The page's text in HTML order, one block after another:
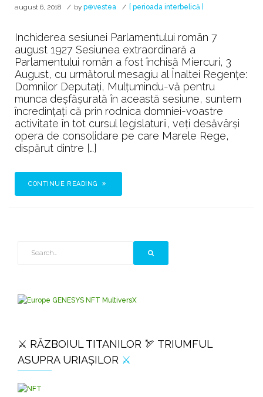
august 6, 2018 by p⊕vestea [ perioada interbelică ]
Inchiderea sesiunei Parlamentului român 7
august 1927 Sesiunea extraordinară a
Parlamentului român a fost închisă Miercuri, 3
August, cu următorul mesagiu al Înaltei Regențe:
Domnilor Deputați, Mulțumindu-vă pentru
munca deșfășurată în această sesiune, suntem
încredințați că prin rodnica domniei-voastre
activitate în tot cursul legislaturii, veți desăvârși
opera de consolidare pe care Marele Rege,
dispărut dintre […]
CONTINUE READING
⚔️ RĂZBOIUL TITANILOR 🏹 TRIUMFUL
ASUPRA URIAȘILOR ⚔️